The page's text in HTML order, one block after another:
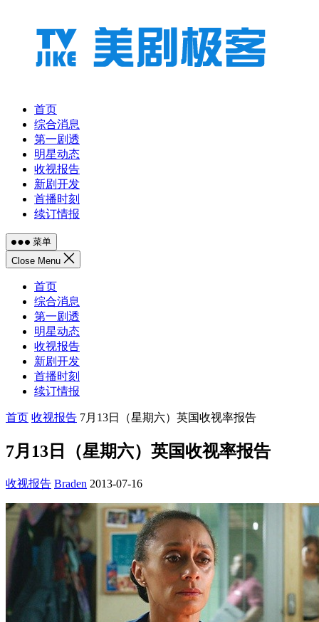
首页
综合消息
第一剧透
明星动态
收视报告
新剧开发
首播时刻
续订情报
菜单
Close Menu
首页
综合消息
第一剧透
明星动态
收视报告
新剧开发
首播时刻
续订情报
首页 收视报告 7月13日（星期六）英国收视率报告
7月13日（星期六）英国收视率报告
收视报告 Braden 2013-07-16